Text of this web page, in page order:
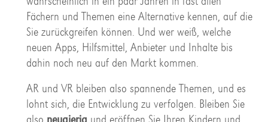
Fächern und Themen eine Alternative kennen, auf die
Sie zurückgreifen können. Und wer weiß, welche
neuen Apps, Hilfsmittel, Anbieter und Inhalte bis
dahin noch neu auf den Markt kommen.
AR und VR bleiben also spannende Themen, und es
lohnt sich, die Entwicklung zu verfolgen. Bleiben Sie